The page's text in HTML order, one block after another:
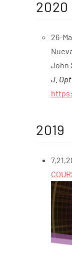
2020
26-
John
J.
2019